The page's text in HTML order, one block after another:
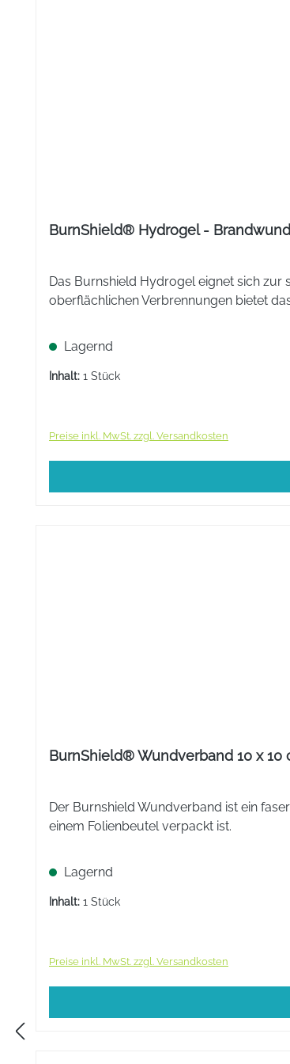
In einer Monatspackung (30 Stk.) OMNi-
Glutenfrei:
Nahrungsergänzung:
BurnShield® Hydrogel -
Das Burnshield Hydrogel eignet sich
oberflächlichen Verbrennungen bietet
Lagernd
Inhalt: 1 Stück
Preise inkl. MwSt. zzgl. Versandkosten
BurnShield® Wundverband 10 x 10
Der Burnshield Wundverband ist ein
einem Folienbeutel verpackt ist.
Lagernd
Inhalt: 1 Stück
Preise inkl. MwSt. zzgl. Versandkosten